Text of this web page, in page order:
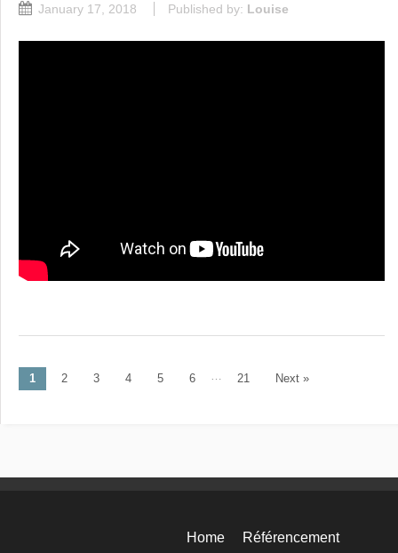
January 17, 2018 Published by: Louise
Post navigation
1 2 3 4 5 6 21 Next »
Home
Référencement